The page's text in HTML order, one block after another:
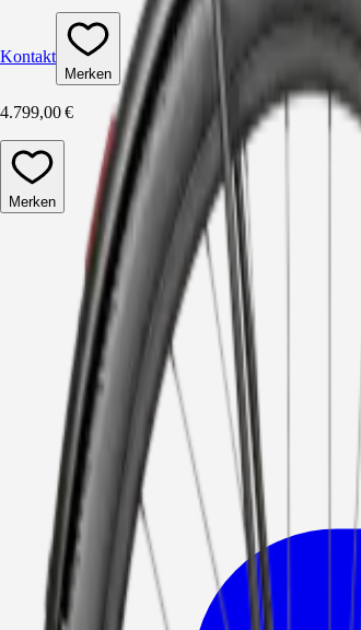
Kontakt
Merken
4.799,00 €
Merken